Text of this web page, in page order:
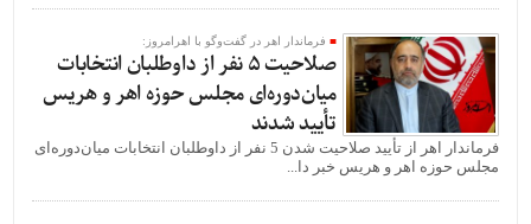
فرماندار اهر در گفت‌وگو با اهرامروز:
صلاحیت 5 نفر از داوطلبان انتخابات
میان‌دوره‌ای مجلس حوزه اهر و هریس
تأیید شدند
فرماندار اهر از تأیید صلاحیت شدن 5 نفر از داوطلبان انتخابات میان‌دوره‌ای
مجلس حوزه اهر و هریس خبر دا...